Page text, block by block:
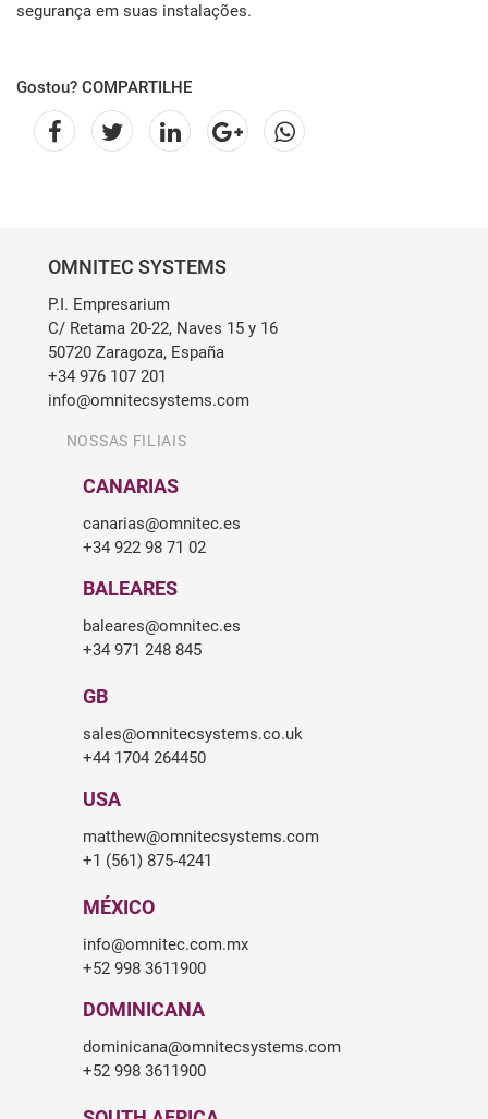
segurança em suas instalações.
Gostou? COMPARTILHE
OMNITEC SYSTEMS
P.I. Empresarium
C/ Retama 20-22, Naves 15 y 16
50720 Zaragoza, España
+34 976 107 201
info@omnitecsystems.com
NOSSAS FILIAIS
CANARIAS
canarias@omnitec.es
+34 922 98 71 02
BALEARES
baleares@omnitec.es
+34 971 248 845
GB
sales@omnitecsystems.co.uk
+44 1704 264450
USA
matthew@omnitecsystems.com
+1 (561) 875-4241
MÉXICO
info@omnitec.com.mx
+52 998 3611900
DOMINICANA
dominicana@omnitecsystems.com
+52 998 3611900